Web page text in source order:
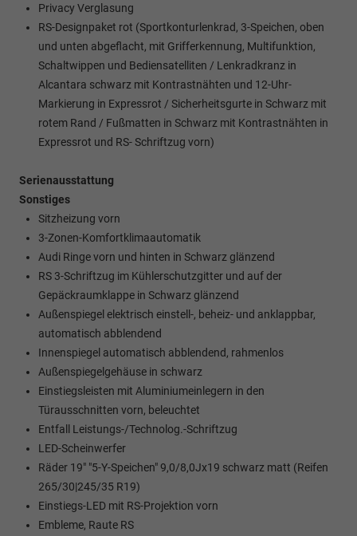
Privacy Verglasung
RS-Designpaket rot (Sportkonturlenkrad, 3-Speichen, oben
und unten abgeflacht, mit Grifferkennung, Multifunktion,
Schaltwippen und Bediensatelliten / Lenkradkranz in
Alcantara schwarz mit Kontrastnähten und 12-Uhr-
Markierung in Expressrot / Sicherheitsgurte in Schwarz mit
rotem Rand / Fußmatten in Schwarz mit Kontrastnähten in
Expressrot und RS- Schriftzug vorn)
Serienausstattung
Sonstiges
Sitzheizung vorn
3-Zonen-Komfortklimaautomatik
Audi Ringe vorn und hinten in Schwarz glänzend
RS 3-Schriftzug im Kühlerschutzgitter und auf der
Gepäckraumklappe in Schwarz glänzend
Außenspiegel elektrisch einstell-, beheiz- und anklappbar,
automatisch abblendend
Innenspiegel automatisch abblendend, rahmenlos
Außenspiegelgehäuse in schwarz
Einstiegsleisten mit Aluminiumeinlegern in den
Türausschnitten vorn, beleuchtet
Entfall Leistungs-/Technolog.-Schriftzug
LED-Scheinwerfer
Räder 19" "5-Y-Speichen" 9,0/8,0Jx19 schwarz matt (Reifen
265/30|245/35 R19)
Einstiegs-LED mit RS-Projektion vorn
Embleme, Raute RS